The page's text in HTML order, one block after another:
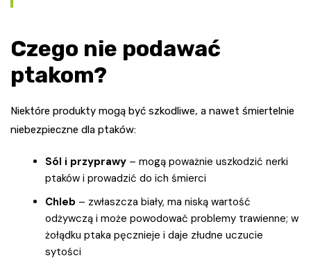
Czego nie podawać
ptakom?
Niektóre produkty mogą być szkodliwe, a nawet śmiertelnie
niebezpieczne dla ptaków:
Sól i przyprawy – mogą poważnie uszkodzić nerki
ptaków i prowadzić do ich śmierci
Chleb – zwłaszcza biały, ma niską wartość
odżywczą i może powodować problemy trawienne; w
żołądku ptaka pęcznieje i daje złudne uczucie
sytości